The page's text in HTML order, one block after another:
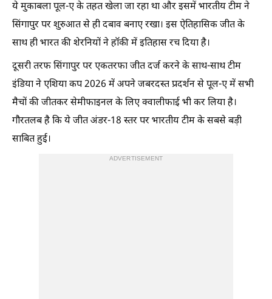
ये मुकाबला पूल-ए के तहत खेला जा रहा था और इसमें भारतीय टीम ने
सिंगापुर पर शुरुआत से ही दबाव बनाए रखा। इस ऐतिहासिक जीत के
साथ ही भारत की शेरनियों ने हॉकी में इतिहास रच दिया है।
दूसरी तरफ सिंगापुर पर एकतरफा जीत दर्ज करने के साथ-साथ टीम
इंडिया ने एशिया कप 2026 में अपने जबरदस्त प्रदर्शन से पूल-ए में सभी
मैचों की जीतकर सेमीफाइनल के लिए क्वालीफाई भी कर लिया है।
गौरतलब है कि ये जीत अंडर-18 स्तर पर भारतीय टीम के सबसे बड़ी
साबित हुई।
ADVERTISEMENT